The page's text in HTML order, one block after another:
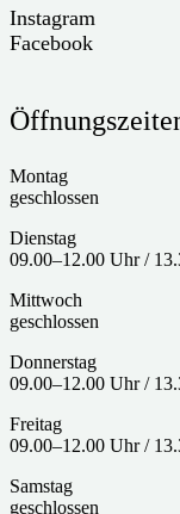
Instagram
Facebook
Montag
geschlossen
Dienstag
09.00–12.00 Uhr /
Mittwoch
geschlossen
Donnerstag
09.00–12.00 Uhr /
Freitag
09.00–12.00 Uhr /
Samstag
geschlossen